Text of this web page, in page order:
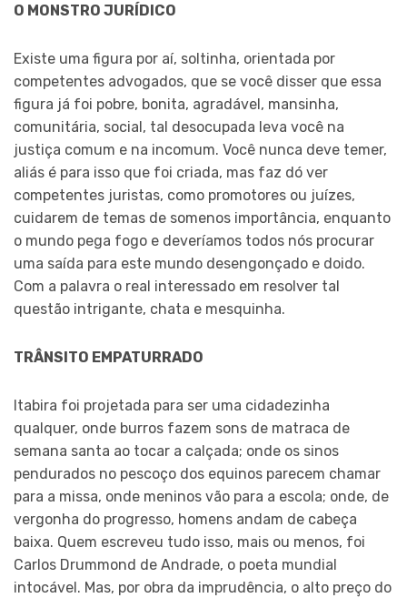
O MONSTRO JURÍDICO
Existe uma figura por aí, soltinha, orientada por
competentes advogados, que se você disser que essa
figura já foi pobre, bonita, agradável, mansinha,
comunitária, social, tal desocupada leva você na
justiça comum e na incomum. Você nunca deve temer,
aliás é para isso que foi criada, mas faz dó ver
competentes juristas, como promotores ou juízes,
cuidarem de temas de somenos importância, enquanto
o mundo pega fogo e deveríamos todos nós procurar
uma saída para este mundo desengonçado e doido.
Com a palavra o real interessado em resolver tal
questão intrigante, chata e mesquinha.
TRÂNSITO EMPATURRADO
Itabira foi projetada para ser uma cidadezinha
qualquer, onde burros fazem sons de matraca de
semana santa ao tocar a calçada; onde os sinos
pendurados no pescoço dos equinos parecem chamar
para a missa, onde meninos vão para a escola; onde, de
vergonha do progresso, homens andam de cabeça
baixa. Quem escreveu tudo isso, mais ou menos, foi
Carlos Drummond de Andrade, o poeta mundial
intocável. Mas, por obra da imprudência, o alto preço do